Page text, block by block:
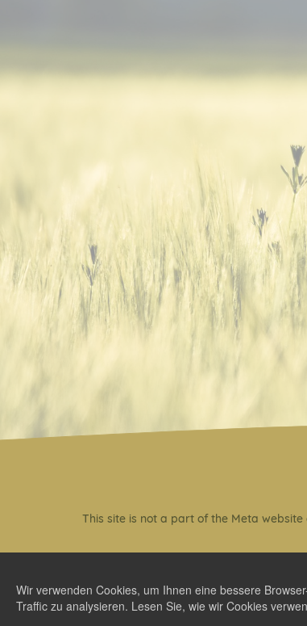
This site is not a part of the Meta website
Wir verwenden Cookies, um Ihnen eine bessere
Traffic zu analysieren. Lesen Sie, wie wir Cookies